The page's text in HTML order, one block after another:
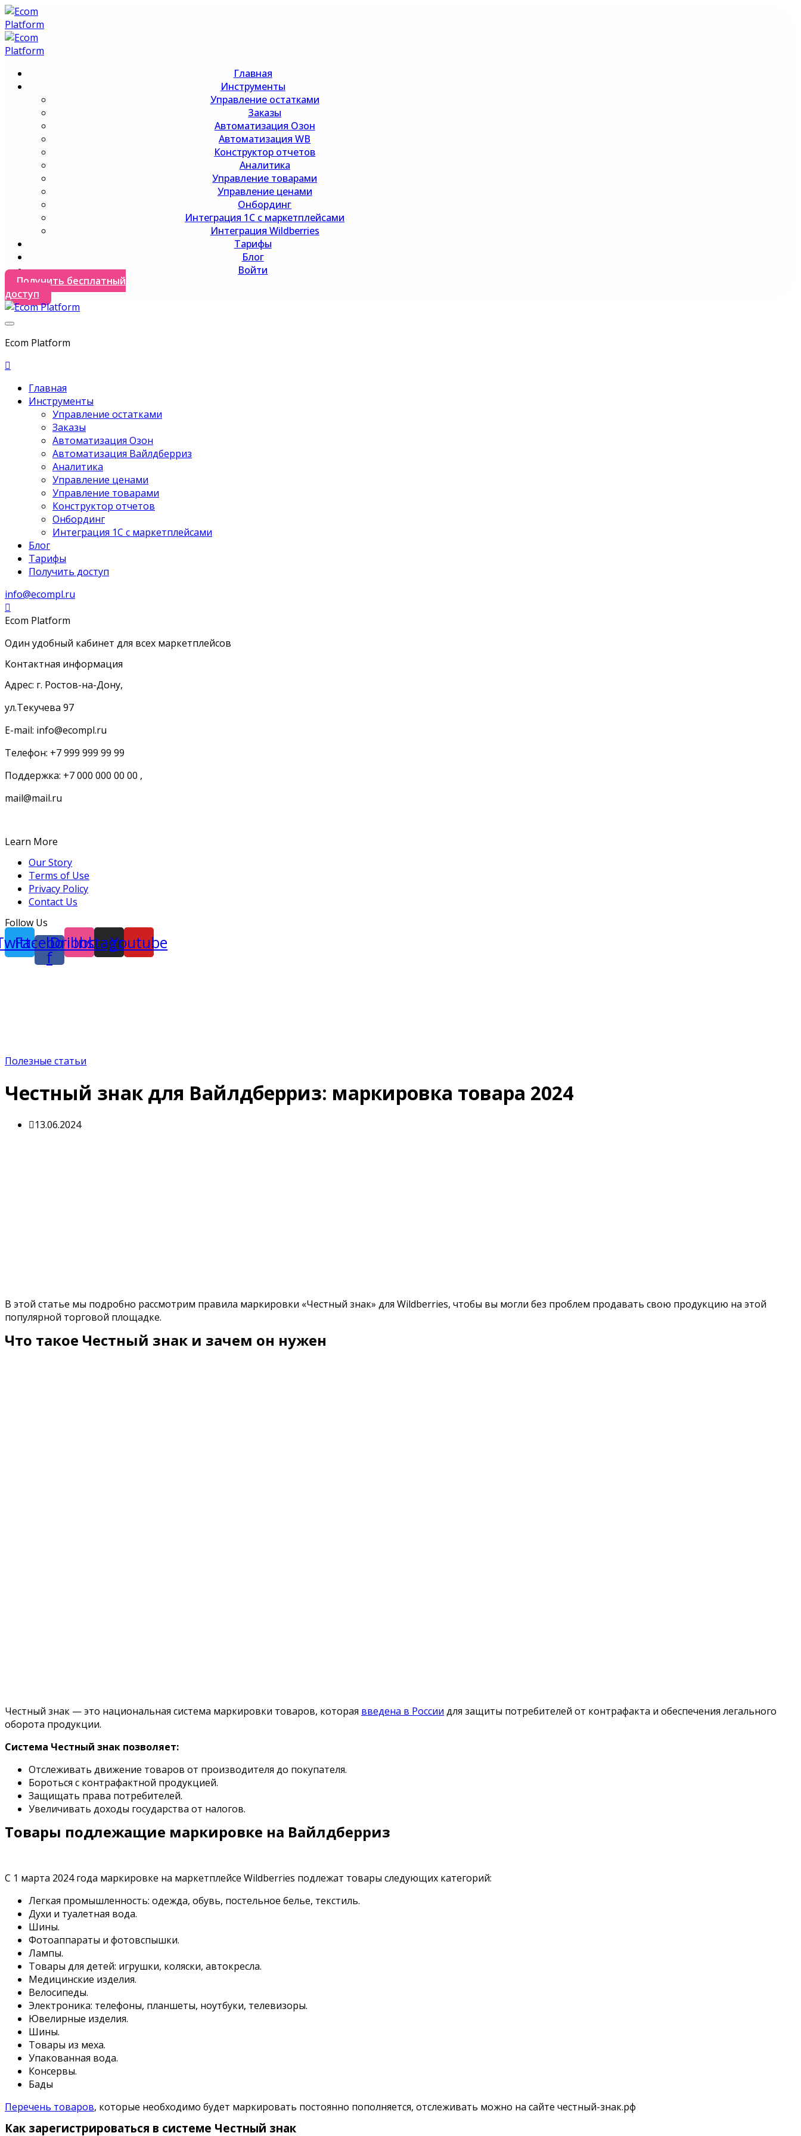
Главная
Инструменты
Управление остатками
Заказы
Автоматизация Озон
Автоматизация WB
Конструктор отчетов
Аналитика
Управление товарами
Управление ценами
Онбординг
Интеграция 1С с маркетплейсами
Интеграция Wildberries
Тарифы
Блог
Войти
Получить бесплатный
доступ
Ecom Platform
Главная
Инструменты
Управление остатками
Заказы
Автоматизация Озон
Автоматизация Вайлдберриз
Аналитика
Управление ценами
Управление товарами
Конструктор отчетов
Онбординг
Интеграция 1С с маркетплейсами
Блог
Тарифы
Получить доступ
info@ecompl.ru
Ecom Platform
Один удобный кабинет для всех маркетплейсов
Контактная информация
Адрес: г. Ростов-на-Дону,
ул.Текучева 97
E-mail: info@ecompl.ru
Телефон: +7 999 999 99 99
Поддержка: +7 000 000 00 00 ,
mail@mail.ru
Learn More
Our Story
Terms of Use
Privacy Policy
Contact Us
Follow Us
Facebook-
f
Dribbble
Instagram
Youtube
Полезные статьи
Честный знак для Вайлдберриз: маркировка товара 2024
13.06.2024
В этой статье мы подробно рассмотрим правила маркировки «Честный знак» для Wildberries, чтобы вы могли без проблем продавать свою продукцию на этой
популярной торговой площадке.
Что такое Честный знак и зачем он нужен
Честный знак — это национальная система маркировки товаров, которая введена в России для защиты потребителей от контрафакта и обеспечения легального
оборота продукции.
Система Честный знак позволяет:
Отслеживать движение товаров от производителя до покупателя.
Бороться с контрафактной продукцией.
Защищать права потребителей.
Увеличивать доходы государства от налогов.
Товары подлежащие маркировке на Вайлдберриз
С 1 марта 2024 года маркировке на маркетплейсе Wildberries подлежат товары следующих категорий:
Легкая промышленность: одежда, обувь, постельное белье, текстиль.
Духи и туалетная вода.
Шины.
Фотоаппараты и фотовспышки.
Лампы.
Товары для детей: игрушки, коляски, автокресла.
Медицинские изделия.
Велосипеды.
Электроника: телефоны, планшеты, ноутбуки, телевизоры.
Ювелирные изделия.
Шины.
Товары из меха.
Упакованная вода.
Консервы.
Бады
Перечень товаров, которые необходимо будет маркировать постоянно пополняется, отслеживать можно на сайте честный-знак.рф
Как зарегистрироваться в системе Честный знак